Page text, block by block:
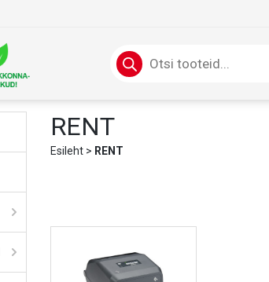
Products
search
RENT
Esileht> RENT